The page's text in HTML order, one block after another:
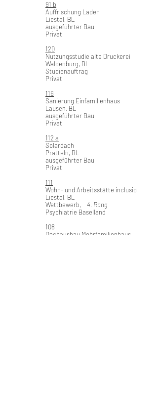
91 b
Auffrischung Laden
Liestal, BL
ausgeführter Bau
Privat
120
Nutzungsstudie alte Druckerei
Waldenburg, BL
Studienauftrag
Privat
116
Sanierung Einfamilienhaus
Lausen, BL
ausgeführter Bau
Privat
112 a
Solardach
Pratteln, BL
ausgeführter Bau
Privat
111
Wohn- und Arbeitsstätte inclusio
Liestal, BL
Wettbewerb, 4. Rang
Psychiatrie Baselland
108
Dachausbau Mehrfamilienhaus